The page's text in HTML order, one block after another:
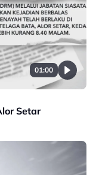
01:00
Setar